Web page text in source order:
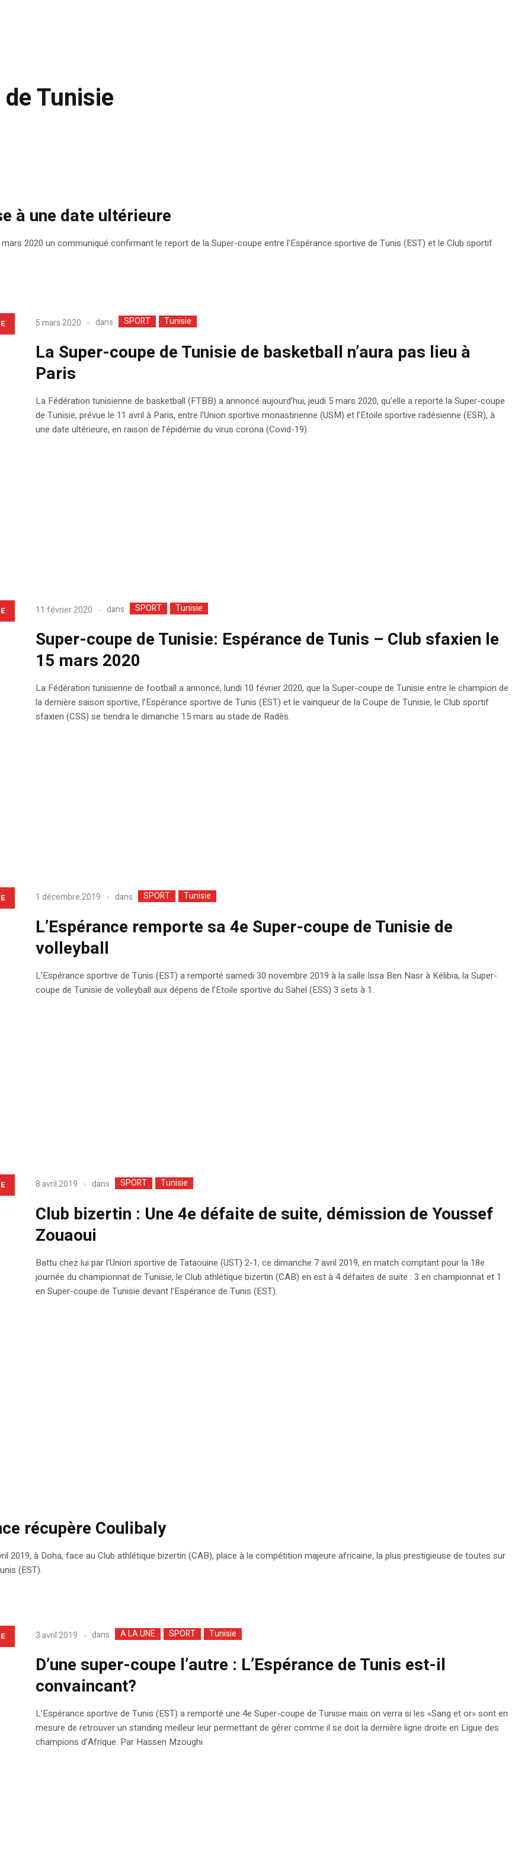
Tunisie
à une date ultérieure
2020 un communiqué confirmant le report de la Super-coupe entre l’Espérance sportive de Tunis (EST) et le Club sportif
5 mars 2020 dans SPORT Tunisie
La Super-coupe de Tunisie de basketball n’aura pas lieu à
Paris
La Fédération tunisienne de basketball (FTBB) a annoncé aujourd’hui, jeudi 5 mars 2020, qu’elle a reporté la Super-coupe
de Tunisie, prévue le 11 avril à Paris, entre l’Union sportive monastirienne (USM) et l’Etoile sportive radésienne (ESR), à
une date ultérieure, en raison de l’épidémie du virus corona (Covid-19).
11 février 2020 dans SPORT Tunisie
Super-coupe de Tunisie: Espérance de Tunis – Club sfaxien le
15 mars 2020
La Fédération tunisienne de football a annoncé, lundi 10 février 2020, que la Super-coupe de Tunisie entre le champion de
la dernière saison sportive, l’Espérance sportive de Tunis (EST) et le vainqueur de la Coupe de Tunisie, le Club sportif
sfaxien (CSS) se tiendra le dimanche 15 mars au stade de Radès.
1 décembre 2019 dans SPORT Tunisie
L’Espérance remporte sa 4e Super-coupe de Tunisie de
volleyball
L’Espérance sportive de Tunis (EST) a remporté samedi 30 novembre 2019 à la salle Issa Ben Nasr à Kélibia, la Super-
coupe de Tunisie de volleyball aux dépens de l’Etoile sportive du Sahel (ESS) 3 sets à 1.
8 avril 2019 dans SPORT Tunisie
Club bizertin : Une 4e défaite de suite, démission de Youssef
Zouaoui
Battu chez lui par l’Union sportive de Tataouine (UST) 2-1, ce dimanche 7 avril 2019, en match comptant pour la 18e
journée du championnat de Tunisie, le Club athlétique bizertin (CAB) en est à 4 défaites de suite : 3 en championnat et 1
en Super-coupe de Tunisie devant l’Espérance de Tunis (EST).
récupère Coulibaly
2019, à Doha, face au Club athlétique bizertin (CAB), place à la compétition majeure africaine, la plus prestigieuse de toutes sur
(EST).
3 avril 2019 dans A LA UNE SPORT Tunisie
D’une super-coupe l’autre : L’Espérance de Tunis est-il
convaincant?
L’Espérance sportive de Tunis (EST) a remporté une 4e Super-coupe de Tunisie mais on verra si les «Sang et or» sont en
mesure de retrouver un standing meilleur leur permettant de gérer comme il se doit la dernière ligne droite en Ligue des
champions d’Afrique. Par Hassen Mzoughi